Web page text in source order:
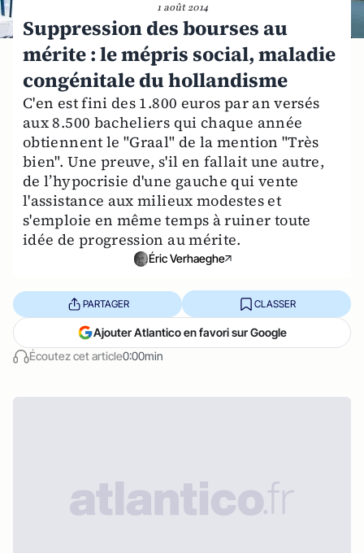
1 août 2014
Suppression des bourses au
mérite : le mépris social, maladie
congénitale du hollandisme
C'en est fini des 1.800 euros par an versés
aux 8.500 bacheliers qui chaque année
obtiennent le "Graal" de la mention "Très
bien". Une preuve, s'il en fallait une autre,
de l’hypocrisie d'une gauche qui vente
l'assistance aux milieux modestes et
s'emploie en même temps à ruiner toute
idée de progression au mérite.
Éric Verhaeghe
Écoutez cet article0:00min
PARTAGER CLASSER
Ajouter Atlantico en favori sur Google